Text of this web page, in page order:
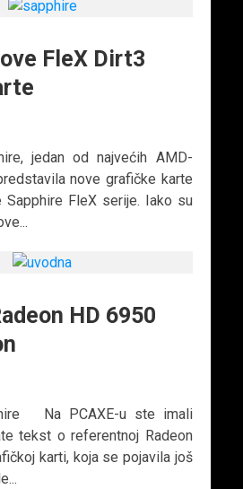
FleX Dirt3
jedan od najvećih AMD-
nove grafičke karte
Sapphire FleX serije. Iako su
HD 6950
Na PCAXE-u ste imali
tekst o referentnoj Radeon
karti, koja se pojavila još